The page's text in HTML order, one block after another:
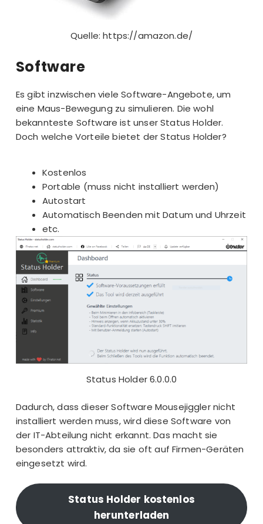
Quelle: https://amazon.de/
Software
Es gibt inzwischen viele Software-Angebote, um
eine Maus-Bewegung zu simulieren. Die wohl
bekannteste Software ist unser Status Holder.
Doch welche Vorteile bietet der Status Holder?
Kostenlos
Portable (muss nicht installiert werden)
Autostart
Automatisch Beenden mit Datum und Uhrzeit
etc.
Status Holder 6.0.0.0
Dadurch, dass dieser Software Mousejiggler nicht
installiert werden muss, wird diese Software von
der IT-Abteilung nicht erkannt. Das macht sie
besonders attraktiv, da sie oft auf Firmen-Geräten
eingesetzt wird.
Status Holder kostenlos
herunterladen